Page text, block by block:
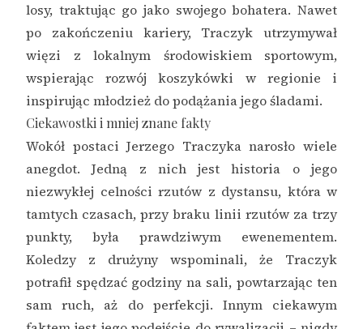
losy, traktując go jako swojego bohatera. Nawet
po zakończeniu kariery, Traczyk utrzymywał
więzi z lokalnym środowiskiem sportowym,
wspierając rozwój koszykówki w regionie i
inspirując młodzież do podążania jego śladami.
Ciekawostki i mniej znane fakty
Wokół postaci Jerzego Traczyka narosło wiele
anegdot. Jedną z nich jest historia o jego
niezwykłej celności rzutów z dystansu, która w
tamtych czasach, przy braku linii rzutów za trzy
punkty, była prawdziwym ewenementem.
Koledzy z drużyny wspominali, że Traczyk
potrafił spędzać godziny na sali, powtarzając ten
sam ruch, aż do perfekcji. Innym ciekawym